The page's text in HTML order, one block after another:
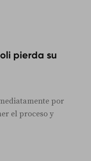
pierda su
por
el proceso y